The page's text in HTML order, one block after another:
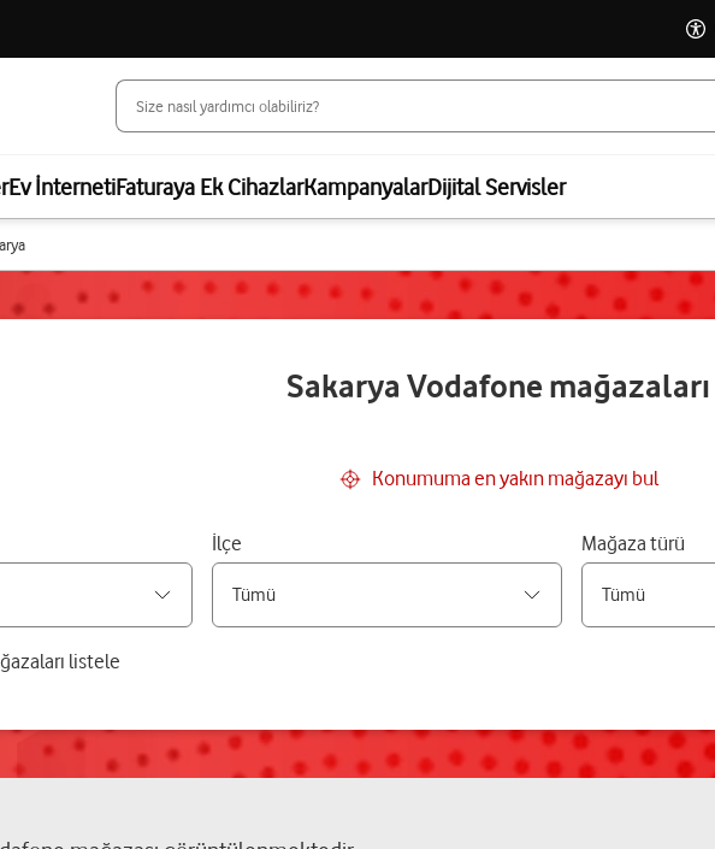
Ev İnternetiFaturaya Ek CihazlarKampanyalarDijital Servisler
Sakarya Vodafone mağazaları
Konumuma en yakın mağazayı bul
İlçe Mağaza türü
listele